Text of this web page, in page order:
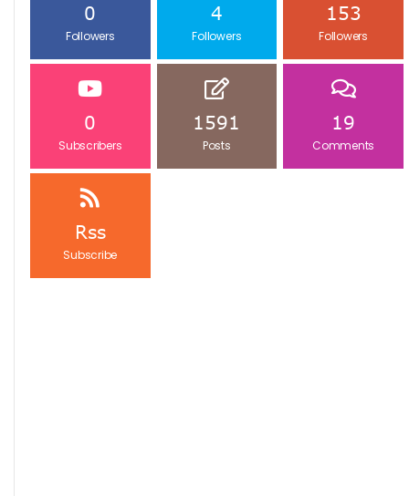
0
Followers
4
Followers
153
Followers
0
Subscribers
1591
Posts
19
Comments
Rss
Subscribe